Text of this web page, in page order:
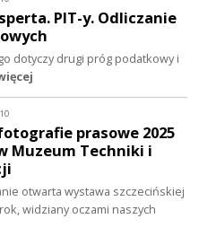
PIT-y. Odliczanie
dotyczy drugi próg podatkowy i
prasowe 2025
Muzeum Techniki i
otwarta wystawa szczecińskiej
widziany oczami naszych